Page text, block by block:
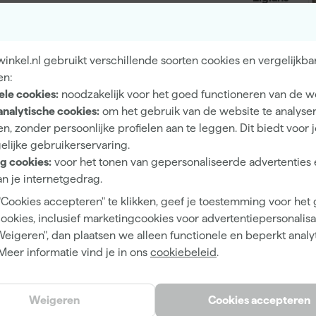
gebruikt verschillende soorten cookies en
cookies: noodzakelijk voor het goed functioneren van de
cookies: om het gebruik van de website te
zonder persoonlijke profielen aan te leggen. Dit biedt voor
gebruikerservaring.
cookies: voor het tonen van gepersonaliseerde advertenties
je internetgedrag.
accepteren" te klikken, geef je toestemming voor het
inclusief marketingcookies voor
dan plaatsen we alleen functionele en beperkt
informatie vind je in ons cookiebeleid.
Cookies accepteren
Weigeren
2 h
Waterbasis (acryl)
Groen
No. 292